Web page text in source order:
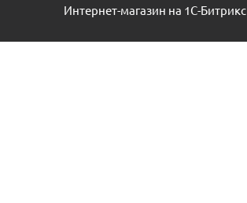
Интернет-магазин на 1С-